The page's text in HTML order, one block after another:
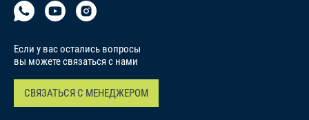
СВЯЗАТЬСЯ С МЕНЕДЖЕРОМ
Если у вас остались вопросы
вы можете связаться с нами